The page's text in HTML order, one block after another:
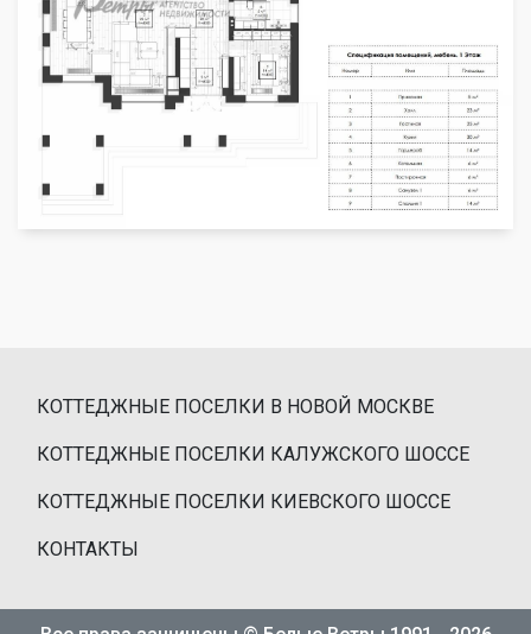
КОТТЕДЖНЫЕ ПОСЕЛКИ В НОВОЙ МОСКВЕ
КОТТЕДЖНЫЕ ПОСЕЛКИ КАЛУЖСКОГО ШОССЕ
КОТТЕДЖНЫЕ ПОСЕЛКИ КИЕВСКОГО ШОССЕ
КОНТАКТЫ